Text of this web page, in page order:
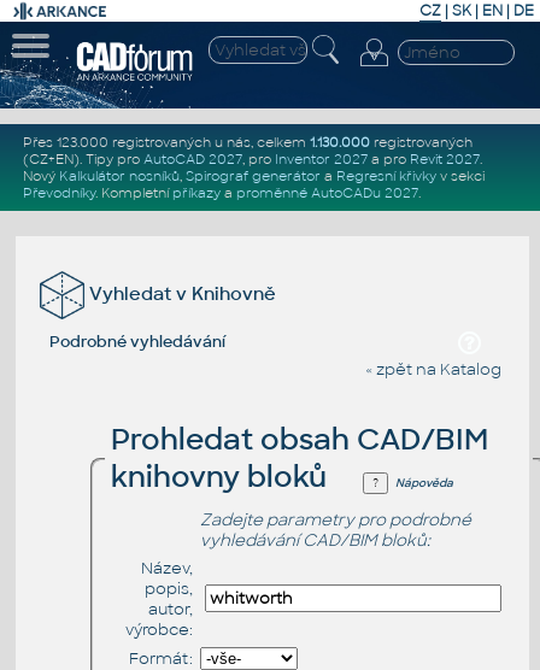
CZ | SK| EN | DE
Přes 123.000 registrovaných u nás, celkem 1.130.000registrovaných
(CZ+EN). Tipy pro AutoCAD 2027, pro Inventor 2027a pro Revit 2027.
Nový Kalkulátor nosníků, Spirograf generátor a Regresní křivkyv sekci
Převodníky. Kompletní příkazya proměnné AutoCADu 2027.
Vyhledat v Knihovně
Podrobné vyhledávání
« zpět na Katalog
Prohledat obsah CAD/BIM
knihovny bloků
Nápověda
Zadejte parametry pro podrobné
vyhledávání CAD/BIM bloků:
Název,
popis,
autor,
výrobce:
Formát: